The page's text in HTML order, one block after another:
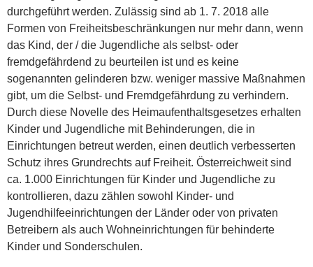
durchgeführt werden. Zulässig sind ab 1. 7. 2018 alle
Formen von Freiheitsbeschränkungen nur mehr dann, wenn
das Kind, der / die Jugendliche als selbst- oder
fremdgefährdend zu beurteilen ist und es keine
sogenannten gelinderen bzw. weniger massive Maßnahmen
gibt, um die Selbst- und Fremdgefährdung zu verhindern.
Durch diese Novelle des Heimaufenthaltsgesetzes erhalten
Kinder und Jugendliche mit Behinderungen, die in
Einrichtungen betreut werden, einen deutlich verbesserten
Schutz ihres Grundrechts auf Freiheit. Österreichweit sind
ca. 1.000 Einrichtungen für Kinder und Jugendliche zu
kontrollieren, dazu zählen sowohl Kinder- und
Jugendhilfeeinrichtungen der Länder oder von privaten
Betreibern als auch Wohneinrichtungen für behinderte
Kinder und Sonderschulen.